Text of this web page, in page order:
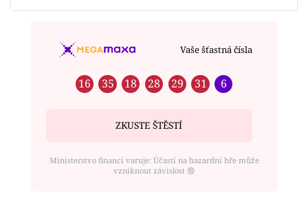
Vaše šťastná čísla
16 35 18 28 29 31 6
ZKUSTE ŠTĚSTÍ
Ministerstvo financí varuje: Účastí na hazardní hře může
vzniknout závislost ⑱